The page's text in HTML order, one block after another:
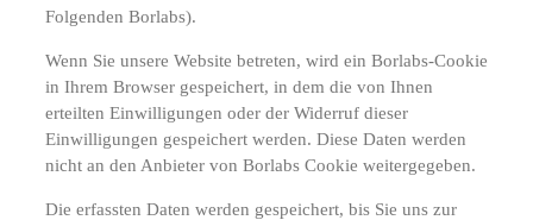
Folgenden Borlabs).
Wenn Sie unsere Website betreten, wird ein Borlabs-Cookie
in Ihrem Browser gespeichert, in dem die von Ihnen
erteilten Einwilligungen oder der Widerruf dieser
Einwilligungen gespeichert werden. Diese Daten werden
nicht an den Anbieter von Borlabs Cookie weitergegeben.
Die erfassten Daten werden gespeichert, bis Sie uns zur